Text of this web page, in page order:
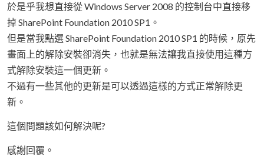
於是乎我想直接從 Windows Server 2008 的控制台中直接移
掉 SharePoint Foundation 2010 SP1。
但是當我點選 SharePoint Foundation 2010 SP1 的時候，原先
畫面上的解除安裝卻消失，也就是無法讓我直接使用這種方
式解除安裝這一個更新。
不過有一些其他的更新是可以透過這樣的方式正常解除更
新。
這個問題該如何解決呢?
感謝回覆。